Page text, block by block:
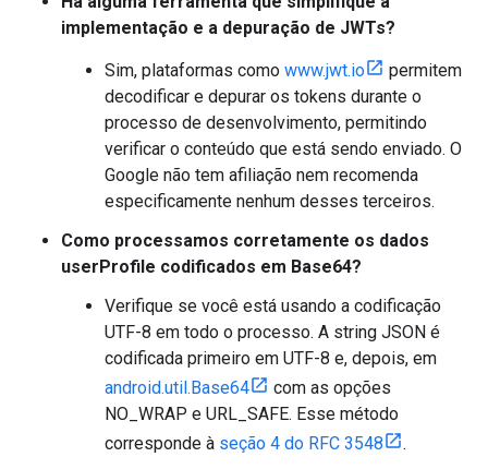
implementação e a depuração de JWTs?
Sim, plataformas como www.jwt.io
permitem
decodificar e depurar os tokens durante o
processo de desenvolvimento, permitindo
verificar o conteúdo que está sendo enviado. O
Google não tem afiliação nem recomenda
especificamente nenhum desses terceiros.
Como processamos corretamente os dados
userProfile codificados em Base64?
Verifique se você está usando a codificação
UTF-8 em todo o processo. A string JSON é
codificada primeiro em UTF-8 e, depois, em
android.util.Base64
com as opções
NO_WRAP e URL_SAFE. Esse método
corresponde à seção 4 do RFC 3548 .